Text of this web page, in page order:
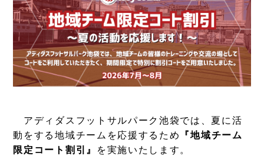
アディダスフットサルパーク池袋では、夏に活
動をする地域チームを応援するため
『地域チーム
限定コート割引』
を実施いたします。